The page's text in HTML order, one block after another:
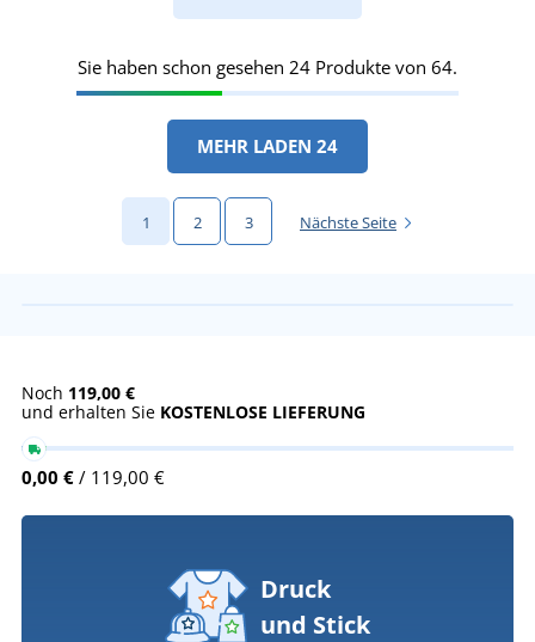
Sie haben schon gesehen 24 Produkte von 64.
MEHR LADEN 24
1 2 3 Nächste Seite
Noch 119,00 €
und erhalten Sie KOSTENLOSE LIEFERUNG
0,00 € / 119,00 €
Druck
und Stick